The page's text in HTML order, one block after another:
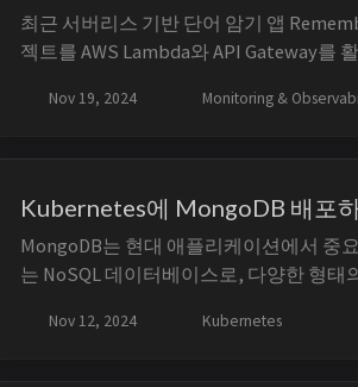
최근 서버리스 기반 단어 암기 앱
젝트를 AWS Lambda와 API Gateway를
의 Lambda Function을 프로비저닝 하였
Nov 19, 2024 Monitoring &
Kubernetes에 MongoDB 배포
MongoDB는 현대 애플리케이션에서 중
는 NoSQL 데이터베이스로, 다양한 형태
니다. 관계형 데이터베이스와 비교했을
Nov 12, 2024 Kubernetes